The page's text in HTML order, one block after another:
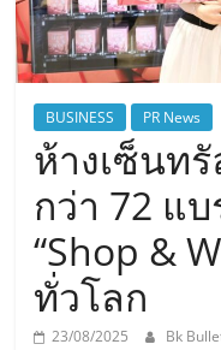
BUSINESS PR News
ห้างเซ็นท
กว่า 72 แ
“Shop &
ทั่วโลก
23/08/2025 Bk